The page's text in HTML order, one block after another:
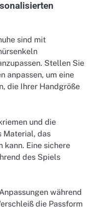
sind mit
Stellen Sie
anpassen, um eine
die Ihrer Handgröße
und die
Material, das
kann. Eine sichere
des Spiels
während
die Passform